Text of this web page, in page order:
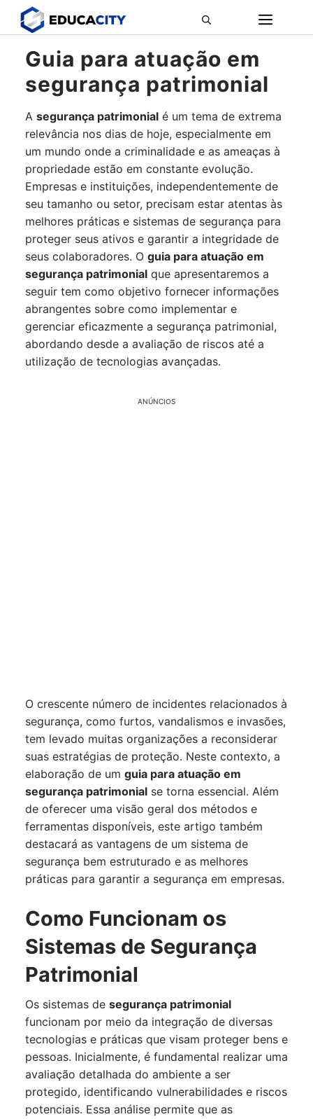
Pular
para
conteúdoGuia para atuação em
segurança patrimonial
A segurança patrimonial é um tema de extrema
relevância nos dias de hoje, especialmente em
um mundo onde a criminalidade e as ameaças à
propriedade estão em constante evolução.
Empresas e instituições, independentemente de
seu tamanho ou setor, precisam estar atentas às
melhores práticas e sistemas de segurança para
proteger seus ativos e garantir a integridade de
seus colaboradores. O guia para atuação em
segurança patrimonial que apresentaremos a
seguir tem como objetivo fornecer informações
abrangentes sobre como implementar e
gerenciar eficazmente a segurança patrimonial,
abordando desde a avaliação de riscos até a
utilização de tecnologias avançadas.
ANÚNCIOS
O crescente número de incidentes relacionados à
segurança, como furtos, vandalismos e invasões,
tem levado muitas organizações a reconsiderar
suas estratégias de proteção. Neste contexto, a
elaboração de um guia para atuação em
segurança patrimonial se torna essencial. Além
de oferecer uma visão geral dos métodos e
ferramentas disponíveis, este artigo também
destacará as vantagens de um sistema de
segurança bem estruturado e as melhores
práticas para garantir a segurança em empresas.
Como Funcionam os
Sistemas de Segurança
Patrimonial
Os sistemas de segurança patrimonial
funcionam por meio da integração de diversas
tecnologias e práticas que visam proteger bens e
pessoas. Inicialmente, é fundamental realizar uma
avaliação detalhada do ambiente a ser
protegido, identificando vulnerabilidades e riscos
potenciais. Essa análise permite que as